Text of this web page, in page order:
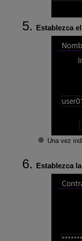
Establezca
Una vez
Establezca